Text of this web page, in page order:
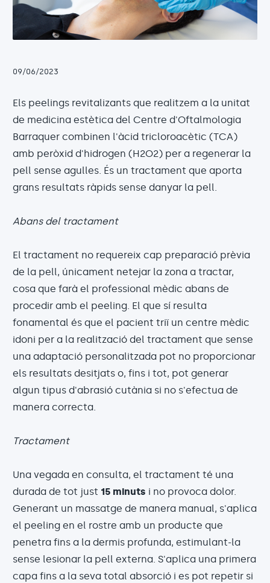
09/06/2023
Els peelings revitalizants que realitzem a la unitat
de medicina estètica del Centre d'Oftalmologia
Barraquer combinen l'àcid tricloroacètic (TCA)
amb peròxid d'hidrogen (H2O2) per a regenerar la
pell sense agulles. És un tractament que aporta
grans resultats ràpids sense danyar la pell.
Abans del tractament
El tractament no requereix cap preparació prèvia
de la pell, únicament netejar la zona a tractar,
cosa que farà el professional mèdic abans de
procedir amb el peeling. El que sí resulta
fonamental és que el pacient triï un centre mèdic
idoni per a la realització del tractament que sense
una adaptació personalitzada pot no proporcionar
els resultats desitjats o, fins i tot, pot generar
algun tipus d'abrasió cutània si no s'efectua de
manera correcta.
Tractament
Una vegada en consulta, el tractament té una
durada de tot just 15 minuts i no provoca dolor.
Generant un massatge de manera manual, s'aplica
el peeling en el rostre amb un producte que
penetra fins a la dermis profunda, estimulant-la
sense lesionar la pell externa. S'aplica una primera
capa fins a la seva total absorció i es pot repetir si